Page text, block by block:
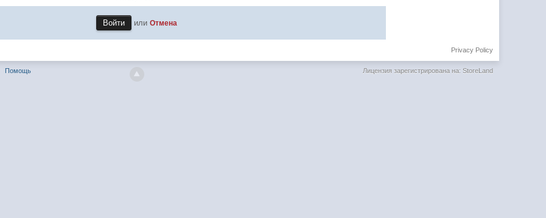
илиОтмена
Privacy Policy
Помощь Лицензия зарегистрирована на: StoreLand